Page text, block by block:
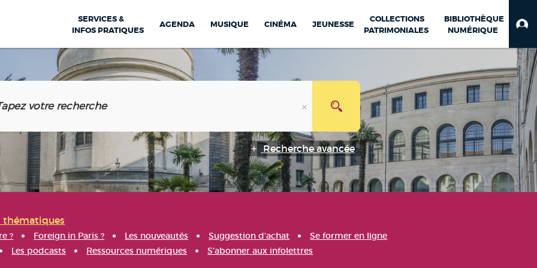
SERVICES &
INFOS PRATIQUES
AGENDA MUSIQUE CINÉMA JEUNESSE
COLLECTIONS
PATRIMONIALES
BIBLIOTHÈQUE
NUMÉRIQUE
Recherche avancée
thématiques
? Foreign in Paris ? Les nouveautés Suggestion d'achat
Se former en ligne
Les podcasts Ressources numériques S'abonner aux infolettres